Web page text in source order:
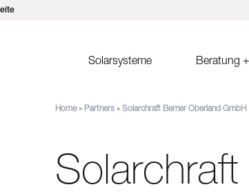
Solarsysteme
MSP Gründach
MSP Flachdach Süd
Beratung
Home» Partners » Solarchraft Berner Oberland GmbH